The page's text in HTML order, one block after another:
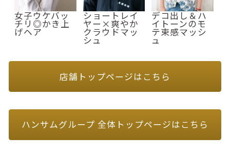
女子ウケバッ
チリ◎かき上
げヘア
ショートレイ
ヤー×爽やか
クラウドマッ
シュ
デコ出し＆ハ
イトーンのモ
テ束感マッシ
ュ
店舗トップページはこちら
ハンサムグループ 全体トップページはこちら